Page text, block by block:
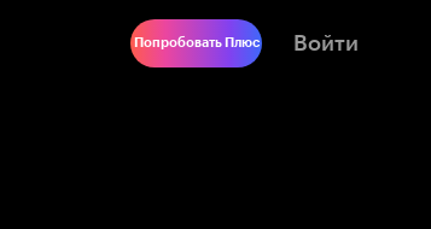
Попробовать Плюс Войти